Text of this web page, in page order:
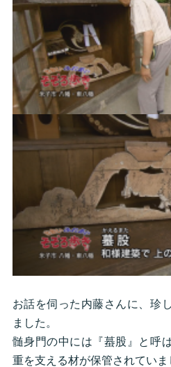
お話を伺った内藤さんに、珍
ました。
髄身門の中には『蟇股』と呼
重を支える材が保管されていま